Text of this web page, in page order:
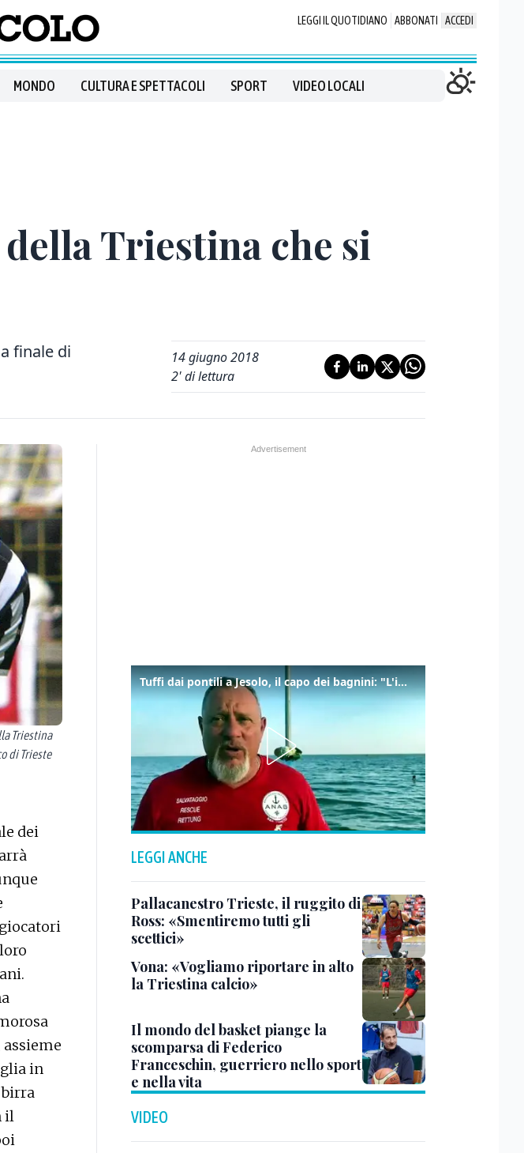
LEGGI IL QUOTIDIANO ABBONATI ACCEDI
MONDO CULTURA E SPETTACOLI SPORT VIDEO LOCALI
Triestina che si
finale di
14 giugno 2018
2' di lettura
Triestina
di Trieste
dei
in
il
Tuffi dai pontili a Jesolo, il capo dei bagnini: "L'impegno di tutti per evitare altre tragedie"
LEGGI ANCHE
Pallacanestro Trieste, il ruggito di
Ross: «Smentiremo tutti gli
scettici»
Vona: «Vogliamo riportare in alto
la Triestina calcio»
Il mondo del basket piange la
scomparsa di Federico
Franceschin, guerriero nello sport
e nella vita
VIDEO